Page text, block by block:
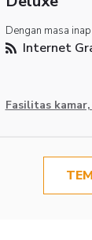
Dengan masa
Internet
Fasilitas